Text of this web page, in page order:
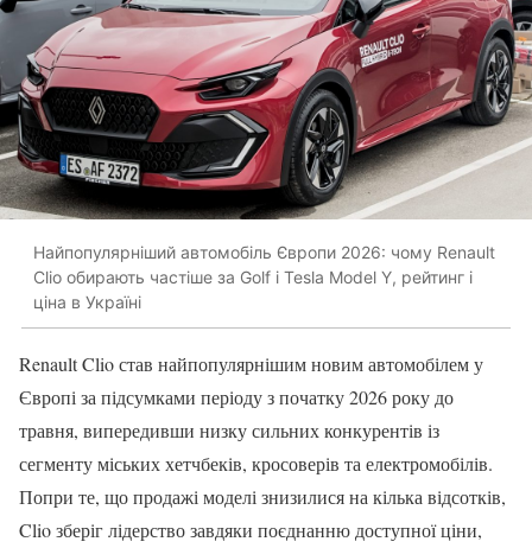
Найпопулярніший автомобіль Європи 2026: чому Renault
Clio обирають частіше за Golf і Tesla Model Y, рейтинг і
ціна в Україні
Renault Clio став найпопулярнішим новим автомобілем у
Європі за підсумками періоду з початку 2026 року до
травня, випередивши низку сильних конкурентів із
сегменту міських хетчбеків, кросоверів та електромобілів.
Попри те, що продажі моделі знизилися на кілька відсотків,
Clio зберіг лідерство завдяки поєднанню доступної ціни,